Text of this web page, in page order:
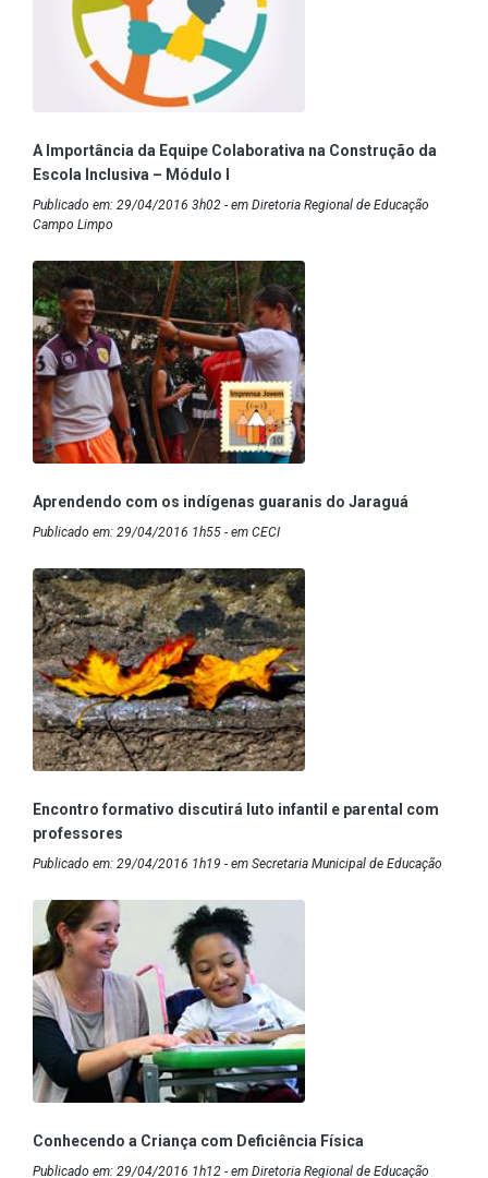
A Importância da Equipe Colaborativa na Construção da
Escola Inclusiva – Módulo I
Publicado em: 29/04/2016 3h02 - em Diretoria Regional de Educação
Campo Limpo
Aprendendo com os indígenas guaranis do Jaraguá
Publicado em: 29/04/2016 1h55 - em CECI
Encontro formativo discutirá luto infantil e parental com
professores
Publicado em: 29/04/2016 1h19 - em Secretaria Municipal de Educação
Conhecendo a Criança com Deficiência Física
Publicado em: 29/04/2016 1h12 - em Diretoria Regional de Educação